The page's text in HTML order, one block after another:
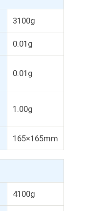
3100g
0.01g
0.01g
1.00g
165×165mm
4100g